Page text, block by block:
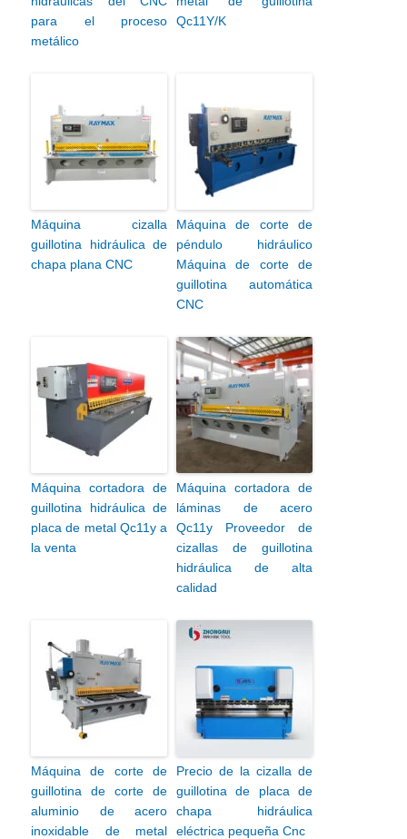
para el proceso
metálico
Qc11Y/K
Máquina cizalla
guillotina hidráulica de
chapa plana CNC
Máquina de corte de
péndulo hidráulico
Máquina de corte de
guillotina automática
CNC
Máquina cortadora de
guillotina hidráulica de
placa de metal Qc11y a
la venta
Máquina cortadora de
láminas de acero
Qc11y Proveedor de
cizallas de guillotina
hidráulica de alta
calidad
Máquina de corte de
guillotina de corte de
aluminio de acero
inoxidable de metal
Precio de la cizalla de
guillotina de placa de
chapa hidráulica
eléctrica pequeña Cnc